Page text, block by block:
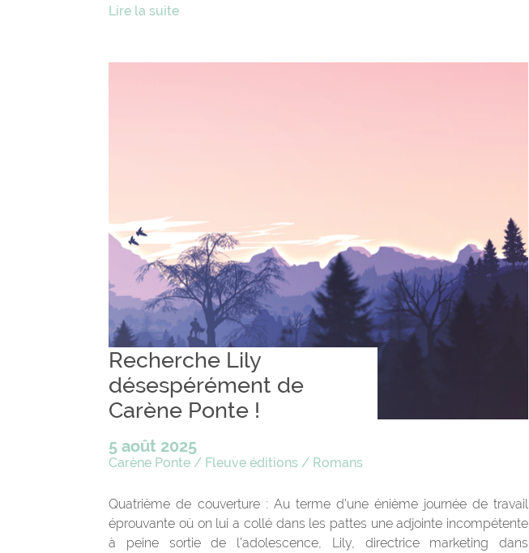
Lire la suite
Recherche Lily
désespérément de
Carène Ponte !
5 août 2025
Carène Ponte / Fleuve éditions / Romans
Quatrième de couverture : Au terme d’une énième journée de travail
éprouvante où on lui a collé dans les pattes une adjointe incompétente
à peine sortie de l’adolescence, Lily, directrice marketing dans